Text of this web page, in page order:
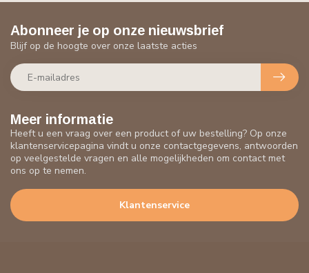
Meer informatie
Heeft u een vraag over een product of uw bestelling? Op onze
klantenservicepagina vindt u onze contactgegevens, antwoorden
op veelgestelde vragen en alle mogelijkheden om contact met
ons op te nemen.
Klantenservice
Abonneer je op onze nieuwsbrief
Blijf op de hoogte over onze laatste acties